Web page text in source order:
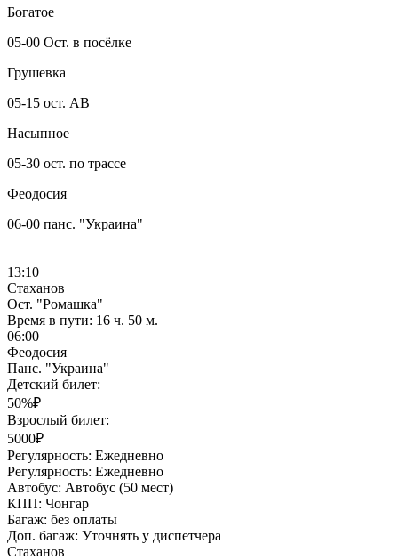
Богатое
05-00 Ост. в посёлке
Грушевка
05-15 ост. АВ
Насыпное
05-30 ост. по трассе
Феодосия
06-00 панс. "Украина"
13:10
Стаханов
Ост. "Ромашка"
Время в пути: 16 ч. 50 м.
06:00
Феодосия
Панс. "Украина"
Детский билет:
50%₽
Взрослый билет:
5000₽
Регулярность: Ежедневно
Регулярность: Ежедневно
Автобус: Автобус (50 мест)
КПП: Чонгар
Багаж: без оплаты
Доп. багаж: Уточнять у диспетчера
Стаханов